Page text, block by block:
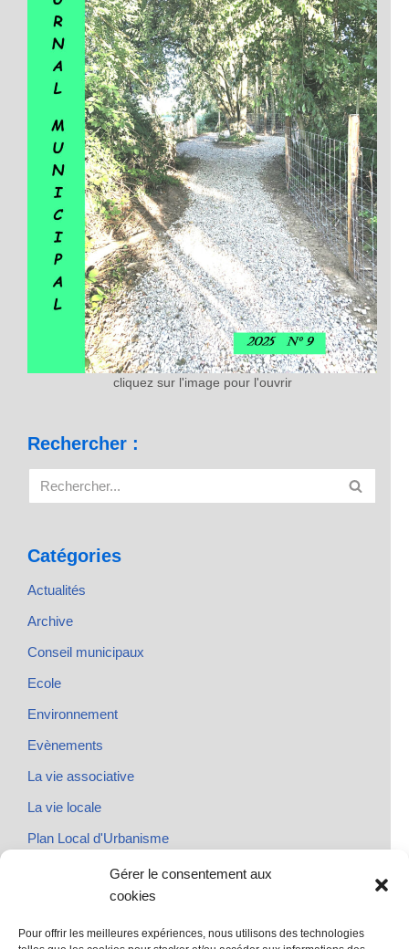
Gérer le consentement aux
cookies
Pour offrir les meilleures expériences, nous utilisons des technologies
cliquez sur l'image pour l'ouvrir
Rechercher :
Catégories
Actualités
Archive
Conseil municipaux
Ecole
Environnement
Evènements
La vie associative
La vie locale
Plan Local d'Urbanisme